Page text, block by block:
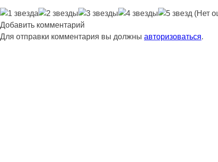
(Нет
Добавить комментарий
Для отправки комментария вы должны авторизоваться.